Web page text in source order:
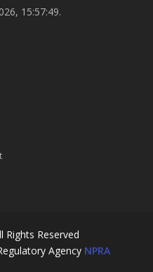
15:57:49.
Rights Reserved
Agency NPRA